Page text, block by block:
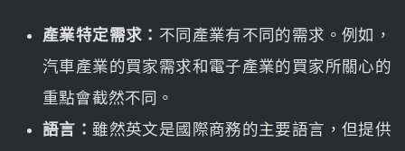
產業特定需求： 不同產業有不同的需求。例如，
汽車產業的買家需求和電子產業的買家所關心的
重點會截然不同。
語言： 雖然英文是國際商務的主要語言，但提供